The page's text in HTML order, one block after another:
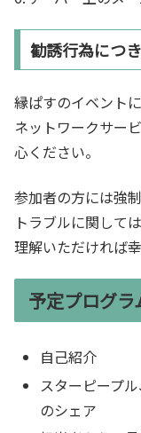
勧誘行為につ
縁ぱすのイベント
ネットワークサー
心ください。
参加者の方には強
トラブルに関して
理解いただければ幸
予定プログラ
自己紹介
スターピープ
のシェア